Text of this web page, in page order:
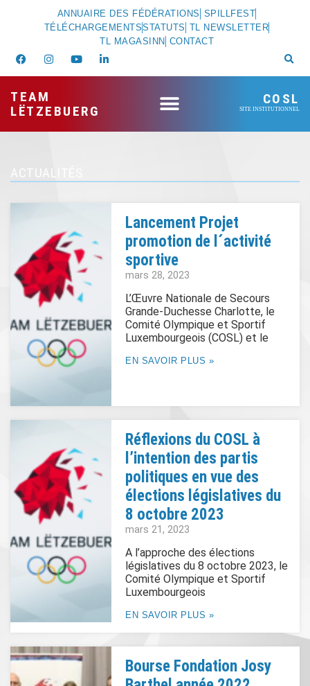
ANNUAIRE DES FÉDÉRATIONS SPILLFEST
TÉLÉCHARGEMENTSSTATUTS TL NEWSLETTER
TL MAGASINN CONTACT
TEAM
LËTZEBUERG
COSL
SITE INSTITUTIONNEL
ACTUALITÉS
Lancement Projet
promotion de l´activité
sportive
mars 28, 2023
L’Œuvre Nationale de Secours
Grande-Duchesse Charlotte, le
Comité Olympique et Sportif
Luxembourgeois (COSL) et le
EN SAVOIR PLUS »
Réflexions du COSL à
l’intention des partis
politiques en vue des
élections législatives du
8 octobre 2023
mars 21, 2023
A l’approche des élections
législatives du 8 octobre 2023, le
Comité Olympique et Sportif
Luxembourgeois
EN SAVOIR PLUS »
Bourse Fondation Josy